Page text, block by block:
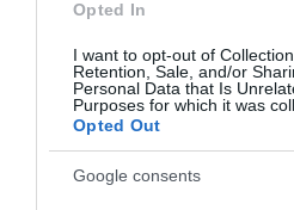
Opted In
I want to opt-out of
Retention, Sale, and/or
Personal Data that Is
Purposes for which it was
Opted Out
Google consents